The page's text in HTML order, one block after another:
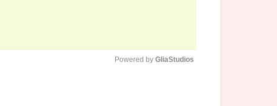
Powered by GliaStudios